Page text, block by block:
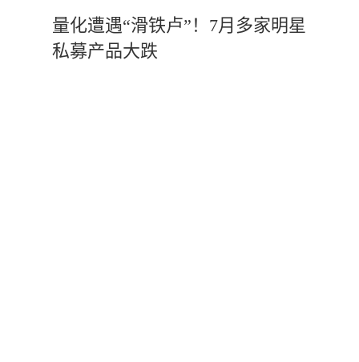
量化遭遇“滑铁卢”！7月多家明星
私募产品大跌